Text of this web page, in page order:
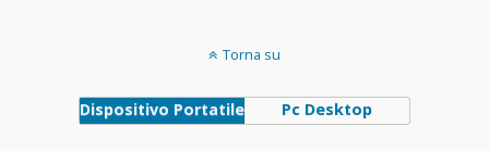
Torna su
Dispositivo Portatile Pc Desktop